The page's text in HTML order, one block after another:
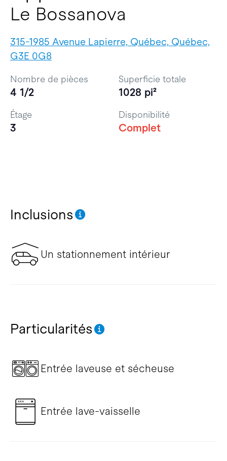
Le Bossanova
315-1985 Avenue Lapierre, Québec, Québec,
G3E 0G8
Inclusions
Un stationnement intérieur
Particularités
Entrée laveuse et sécheuse
Entrée lave-vaisselle
Nombre de pièces
4 1/2
Superficie totale
1028 pi²
Étage
3
Disponibilité
Complet